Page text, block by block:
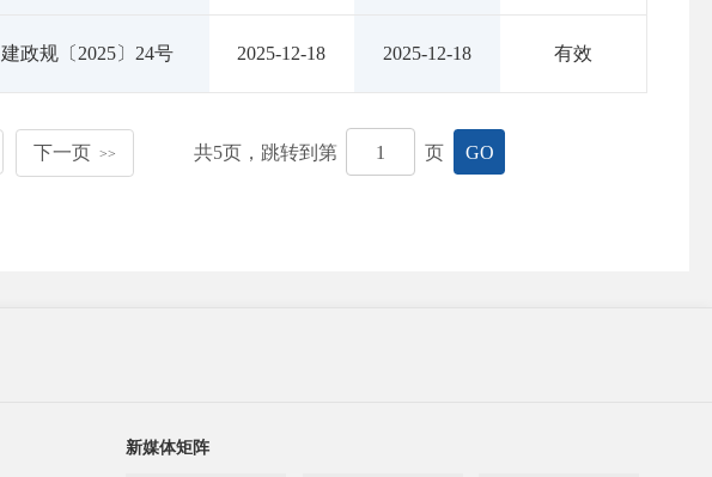
建政规〔2025〕24号 2025-12-18 2025-12-18 有效
下一页 >> 共5页，跳转到第 页 GO
新媒体矩阵